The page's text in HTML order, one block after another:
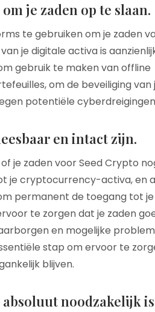
je zaden op te slaan.
te gebruiken om je zaden
je digitale activa is
gebruik te maken van offline
om de beveiliging van
potentiële
en intact zijn.
je zaden voor Seed Crypto
je cryptocurrency-activa, en
permanent de toegang tot je
te zorgen dat je zaden
en mogelijke
stap om ervoor te
blijven.
noodzakelijk